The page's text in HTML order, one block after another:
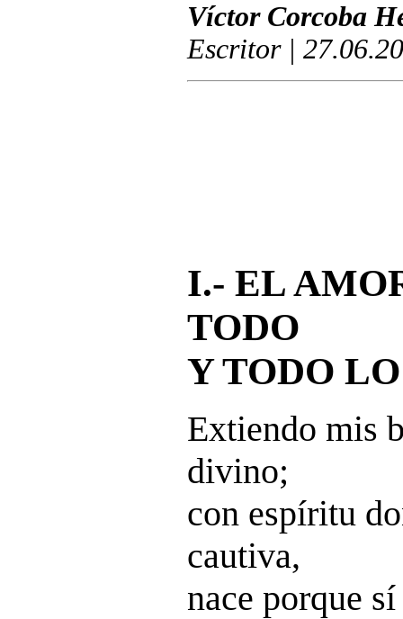
Víctor Corcoba
Escritor |
I.- EL
TODO
Y TODO
Extiendo mis
divino;
con espíritu
cautiva,
nace porque